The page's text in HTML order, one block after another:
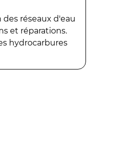
réseaux d'eau
et réparations.
hydrocarbures